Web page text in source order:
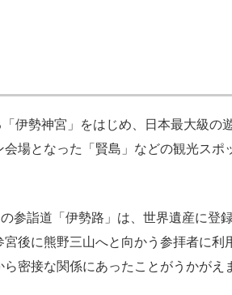
伊勢神宮」をはじめ、日本最大級の
場となった「賢島」などの観光スポ
参詣道「伊勢路」は、世界遺産に登
後に熊野三山へと向かう参拝者に利
密接な関係にあったことがうかがえ